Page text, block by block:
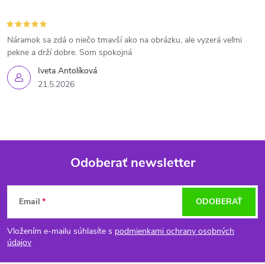
Iveta Antolíková
21.5.2026
Náramok sa zdá o niečo tmavší ako na obrázku, ale vyzerá veľmi
pekne a drží dobre. Som spokojná
Z
á
p
Odoberať newsletter
Email
Vložením e-mailu súhlasíte s podmienkami ochrany osobných
údajov
ODOBERAŤ